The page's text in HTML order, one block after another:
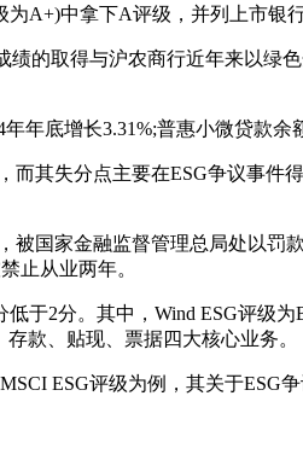
A+)中拿下A评级，并列上市银行
的取得与沪农商行近年来以绿
底增长3.31%;普惠小微贷款余
其失分点主要在ESG争议事件
国家金融监督管理总局处以
止从业两年。
于2分。其中，Wind ESG评级
款、贴现、票据四大核心业务。
ESG评级为例，其关于